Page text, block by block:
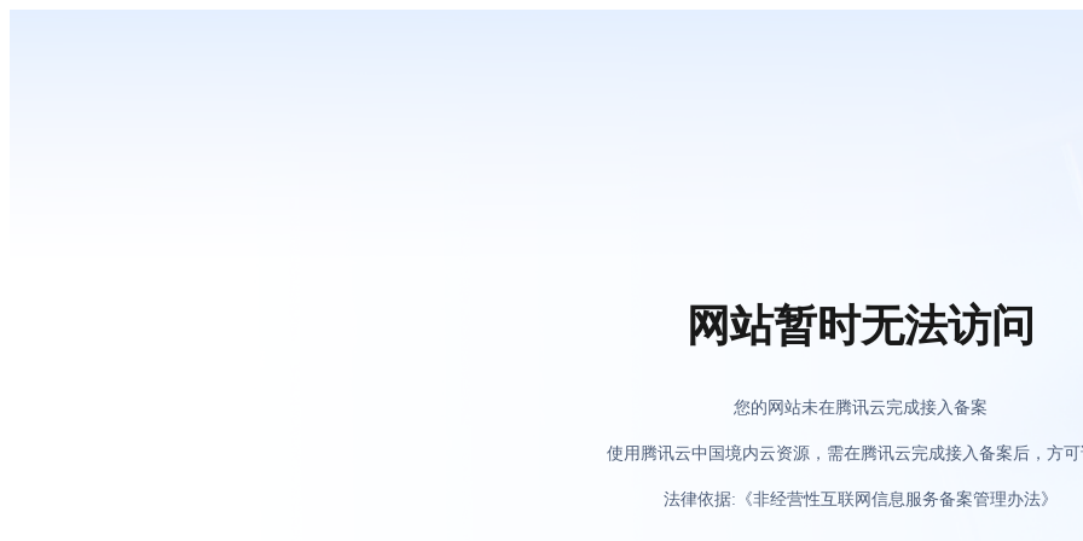
网站暂时无法访问
您的网站未在腾讯云完成接入备案
使用腾讯云中国境内云资源，需在腾讯云完成接入备案后，方
法律依据:《非经营性互联网信息服务备案管理办法》